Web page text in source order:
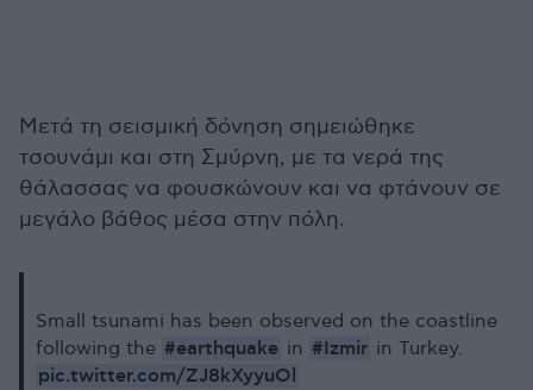
Μετά τη σεισμική δόνηση σημειώθηκε
τσουνάμι και στη Σμύρνη, με τα νερά της
θάλασσας να φουσκώνουν και να φτάνουν σε
μεγάλο βάθος μέσα στην πόλη.
Small tsunami has been observed on the coastline
following the #earthquake in #Izmir in Turkey.
pic.twitter.com/ZJ8kXyyuOl